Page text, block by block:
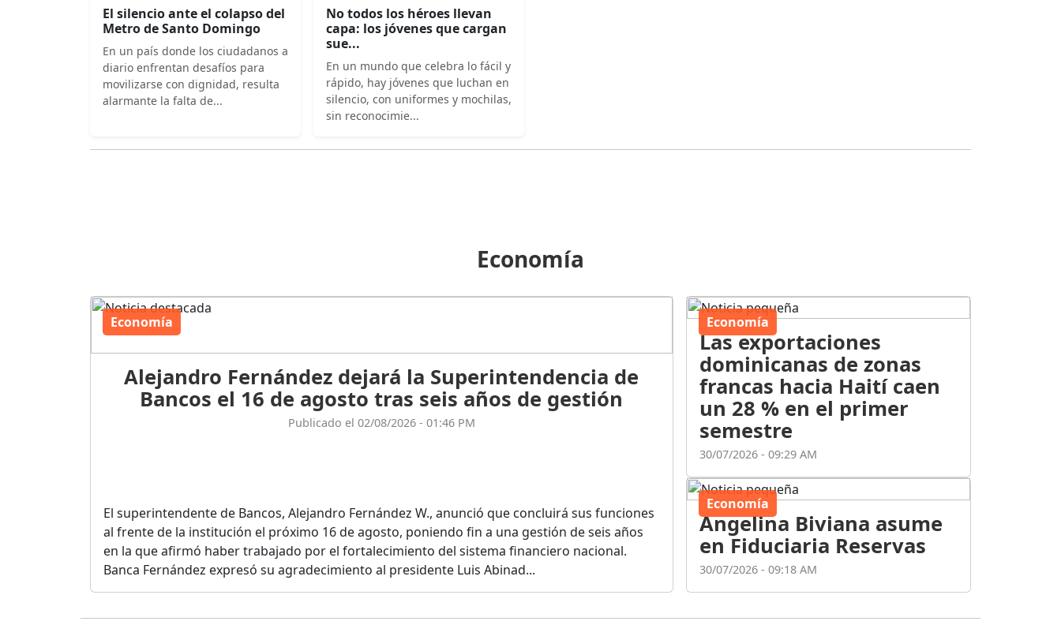
El silencio ante el colapso del
Metro de Santo Domingo
En un país donde los ciudadanos a
diario enfrentan desafíos para
movilizarse con dignidad, resulta
alarmante la falta de...
No todos los héroes llevan
capa: los jóvenes que cargan
sue...
En un mundo que celebra lo fácil y
rápido, hay jóvenes que luchan en
silencio, con uniformes y mochilas,
sin reconocimie...
Economía
Economía
Alejandro Fernández dejará la Superintendencia de
Bancos el 16 de agosto tras seis años de gestión
Publicado el 02/08/2026 - 01:46 PM
El superintendente de Bancos, Alejandro Fernández W., anunció que concluirá sus funciones
al frente de la institución el próximo 16 de agosto, poniendo fin a una gestión de seis años
en la que afirmó haber trabajado por el fortalecimiento del sistema financiero nacional.
Banca Fernández expresó su agradecimiento al presidente Luis Abinad...
Economía
Las exportaciones
dominicanas de zonas
francas hacia Haití caen
un 28 % en el primer
semestre
30/07/2026 - 09:29 AM
Economía
Angelina Biviana asume
en Fiduciaria Reservas
30/07/2026 - 09:18 AM